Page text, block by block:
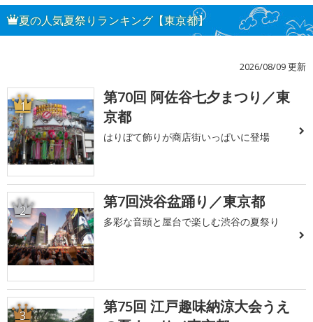
夏の人気夏祭りランキング【東京都】
2026/08/09 更新
1
第70回 阿佐谷七夕まつり／東
京都
はりぼて飾りが商店街いっぱいに登場
2 第7回渋谷盆踊り／東京都
多彩な音頭と屋台で楽しむ渋谷の夏祭り
3
第75回 江戸趣味納涼大会うえ